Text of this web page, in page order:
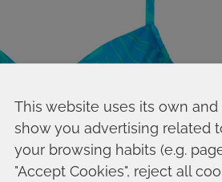
This website uses its own
show you advertising related
your browsing habits (e.g.
"Accept Cookies", reject all